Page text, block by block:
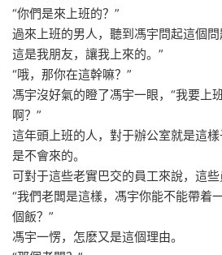
這麽小，要不然這麽貴你這輛還要不要
馮宇沒搭理他，看看時間，也不早了
下，晚上不上班，這個時候上班的都是
的這輛車，卻要兩個多小時呢！
不上班的話，這車不好看，到時候上了
計還能發出點騷動。
“你們是來上班的？”
過來上班的男人，聽到馮宇問起這個問
這是我朋友，讓我上來的。”
“哦，那你在這幹嘛？”
馮宇沒好氣的瞪了馮宇一眼，“我要上
啊？”